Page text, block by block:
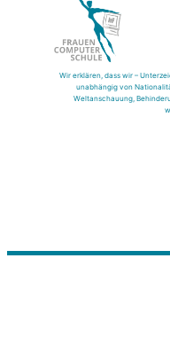
Wir erklären, dass wir –
unabhängig von
Weltanschauung,